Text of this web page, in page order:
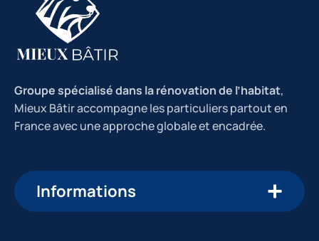
Groupe spécialisé dans la rénovation de l’habitat,
Mieux Bâtir accompagne les particuliers partout en
France avec une approche globale et encadrée.
Informations